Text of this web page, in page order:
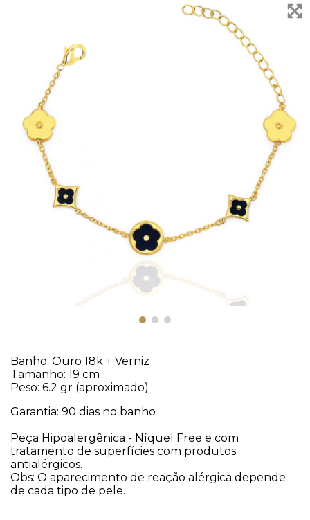
Banho: Ouro 18k + Verniz
Tamanho: 19 cm
Peso: 6.2 gr (aproximado)
Garantia: 90 dias no banho
Peça Hipoalergênica - Níquel Free e com
tratamento de superfícies com produtos
antialérgicos.
Obs: O aparecimento de reação alérgica depende
de cada tipo de pele.